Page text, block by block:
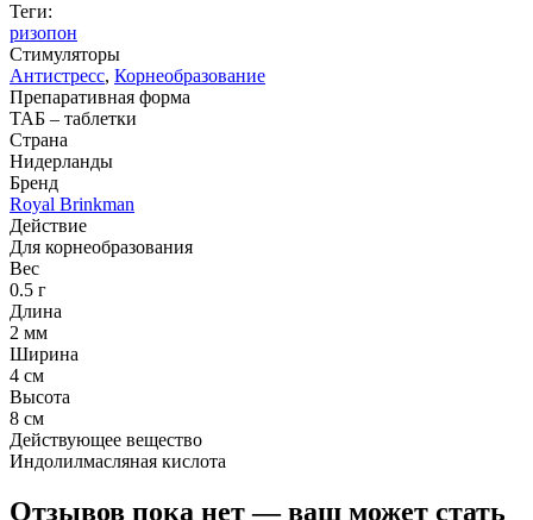
Теги:
ризопон
Стимуляторы
Антистресс, Корнеобразование
Препаративная форма
ТАБ – таблетки
Страна
Нидерланды
Бренд
Royal Brinkman
Действие
Для корнеобразования
Вес
0.5 г
Длина
2 мм
Ширина
4 см
Высота
8 см
Действующее вещество
Индолилмасляная кислота
Отзывов пока нет — ваш может стать